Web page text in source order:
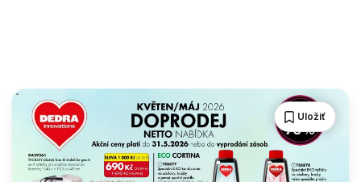
Uložiť